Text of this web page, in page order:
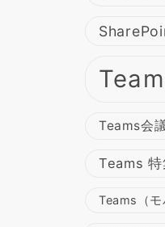
Teams会
Teams 特
Teams（モ